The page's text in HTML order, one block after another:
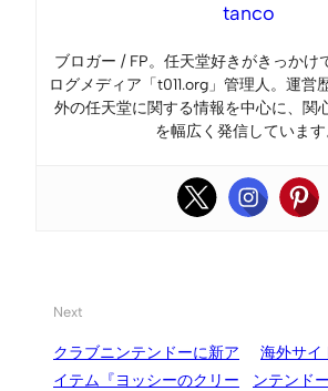
tanco
ブロガー / FP。任天堂好きがきっかけ
ログメディア「t011.org」管理人。運営
外の任天堂に関する情報を中心に、関
を幅広く発信しています
Next
クラブニンテンドーに新ア
イテム『ヨッシーのクリー
海外サイ
ンテンド